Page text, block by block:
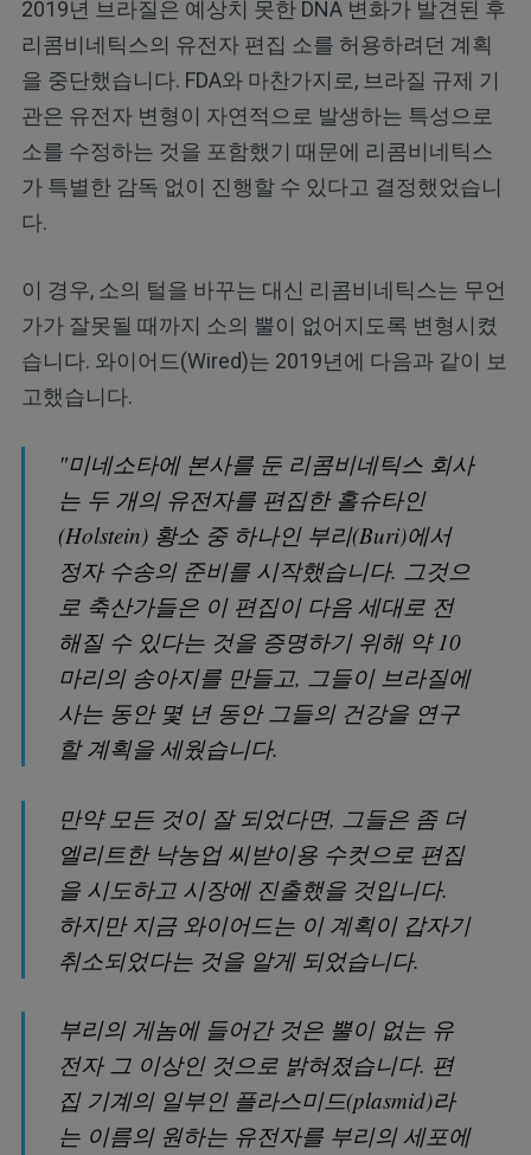
2019년 브라질은 예상치 못한 DNA 변화가 발견된 후
리콤비네틱스의 유전자 편집 소를 허용하려던 계획
을 중단했습니다. FDA와 마찬가지로, 브라질 규제 기
관은 유전자 변형이 자연적으로 발생하는 특성으로
소를 수정하는 것을 포함했기 때문에 리콤비네틱스
가 특별한 감독 없이 진행할 수 있다고 결정했었습니
다.
이 경우, 소의 털을 바꾸는 대신 리콤비네틱스는 무언
가가 잘못될 때까지 소의 뿔이 없어지도록 변형시켰
습니다. 와이어드(Wired)는 2019년에 다음과 같이 보
고했습니다.
"미네소타에 본사를 둔 리콤비네틱스 회사
는 두 개의 유전자를 편집한 홀슈타인
(Holstein) 황소 중 하나인 부리(Buri)에서
정자 수송의 준비를 시작했습니다. 그것으
로 축산가들은 이 편집이 다음 세대로 전
해질 수 있다는 것을 증명하기 위해 약 10
마리의 송아지를 만들고, 그들이 브라질에
사는 동안 몇 년 동안 그들의 건강을 연구
할 계획을 세웠습니다.
만약 모든 것이 잘 되었다면, 그들은 좀 더
엘리트한 낙농업 씨받이용 수컷으로 편집
을 시도하고 시장에 진출했을 것입니다.
하지만 지금 와이어드는 이 계획이 갑자기
취소되었다는 것을 알게 되었습니다.
부리의 게놈에 들어간 것은 뿔이 없는 유
전자 그 이상인 것으로 밝혀졌습니다. 편
집 기계의 일부인 플라스미드(plasmid)라
는 이름의 원하는 유전자를 부리의 세포에